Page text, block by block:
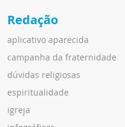
Redação
aplicativo aparecida
campanha da fraternidade
dúvidas religiosas
espiritualidade
igreja